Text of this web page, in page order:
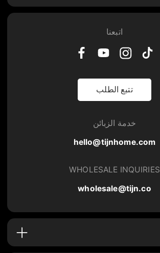
اتبعنا
تتبع الطلب
خدمة الزبائن
hello@tijnhome.com
WHOLESALE INQUIRIES
wholesale@tijn.co